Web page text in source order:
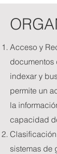
Acceso y
indexar y
permite un
la
capacidad
sistemas de